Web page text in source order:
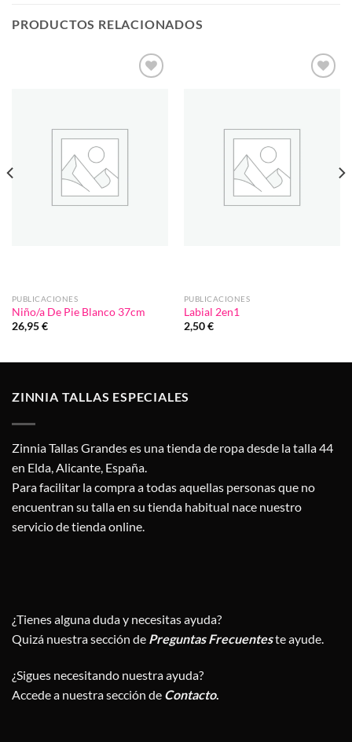
PRODUCTOS RELACIONADOS
PUBLICACIONES
Niño/a De Pie Blanco 37cm
26,95€
PUBLICACIONES
Labial 2en1
2,50€
ZINNIA TALLAS ESPECIALES
Zinnia Tallas Grandes es una tienda de ropa desde la talla 44
en Elda, Alicante, España.
Para facilitar la compra a todas aquellas personas que no
encuentran su talla en su tienda habitual nace nuestro
servicio de tienda online.
¿Tienes alguna duda y necesitas ayuda?
Quizá nuestra sección de Preguntas Frecuenteste ayude.
¿Sigues necesitando nuestra ayuda?
Accede a nuestra sección de Contacto.